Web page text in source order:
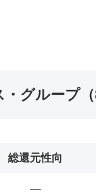
・グループ
総還元性向
―